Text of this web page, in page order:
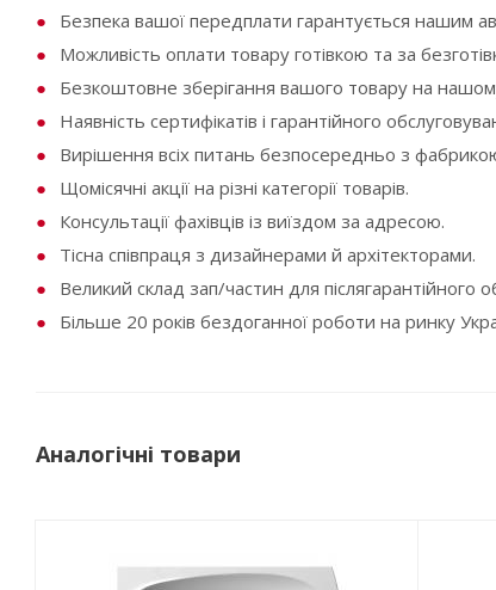
Безпека вашої передплати гарантується нашим
Можливість оплати товару готівкою та за
Безкоштовне зберігання вашого товару на
Наявність сертифікатів і гарантійного
Вирішення всіх питань безпосередньо з
Щомісячні акції на різні категорії товарів.
Консультації фахівців із виїздом за адресою.
Тісна співпраця з дизайнерами й архітекторами.
Великий склад зап/частин для післягарантійного
Більше 20 років бездоганної роботи на ринку
Аналогічні товари